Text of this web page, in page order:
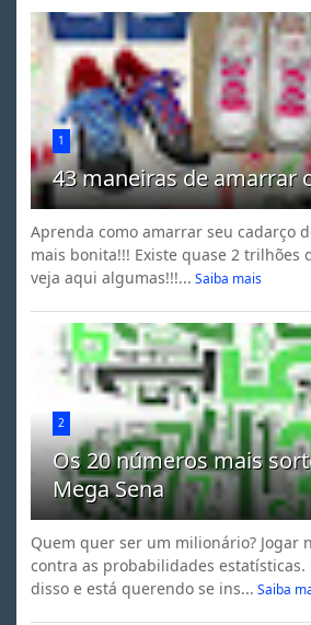
1
43 maneiras de amarrar
Aprenda como amarrar seu cadarço
mais bonita!!! Existe quase 2 trilhões
veja aqui algumas!!!... Saiba mais
2
Os 20 números mais
Mega Sena
Quem quer ser um milionário? Jogar
contra as probabilidades estatísticas.
disso e está querendo se ins... Saiba